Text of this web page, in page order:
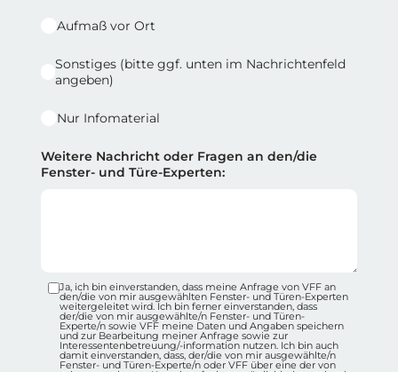
Aufmaß vor Ort
Sonstiges (bitte ggf. unten im Nachrichtenfeld
angeben)
Nur Infomaterial
Weitere Nachricht oder Fragen an den/die
Fenster- und Türe-Experten:
Datenschutz-Checkbox Container
Ja, ich bin einverstanden, dass meine Anfrage von VFF an
den/die von mir ausgewählten Fenster- und Türen-Experten
weitergeleitet wird. Ich bin ferner einverstanden, dass
der/die von mir ausgewählte/n Fenster- und Türen-
Experte/n sowie VFF meine Daten und Angaben speichern
und zur Bearbeitung meiner Anfrage sowie zur
Interessentenbetreuung/-information nutzen. Ich bin auch
damit einverstanden, dass, der/die von mir ausgewählte/n
Fenster- und Türen-Experte/n oder VFF über eine der von